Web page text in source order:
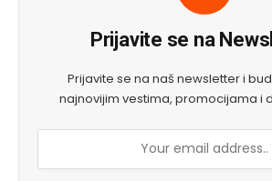
Prijavite se na
Prijavite se na naš newsletter i
najnovijim vestima, promocijama i